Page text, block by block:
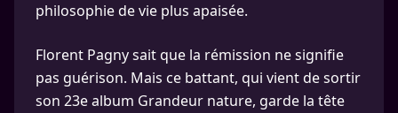
philosophie de vie plus apaisée.
Florent Pagny sait que la rémission ne signifie
pas guérison. Mais ce battant, qui vient de sortir
son 23e album Grandeur nature, garde la tête